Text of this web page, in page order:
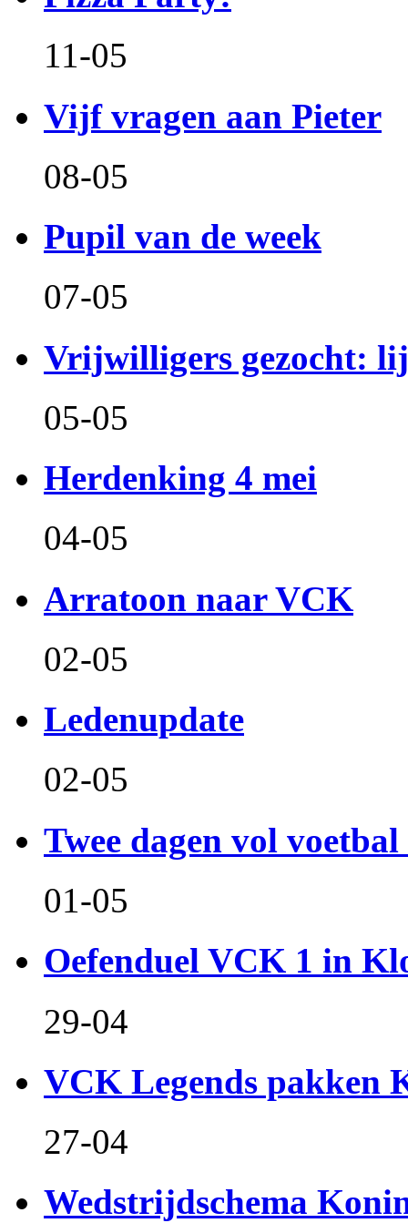
11-05
Vijf vragen aan Pieter
08-05
Pupil van de week
07-05
Vrijwilligers gezocht:
05-05
Herdenking 4 mei
04-05
Arratoon naar VCK
02-05
Ledenupdate
02-05
Twee dagen vol
01-05
Oefenduel VCK 1 in
29-04
VCK Legends pakken
27-04
Wedstrijdschema